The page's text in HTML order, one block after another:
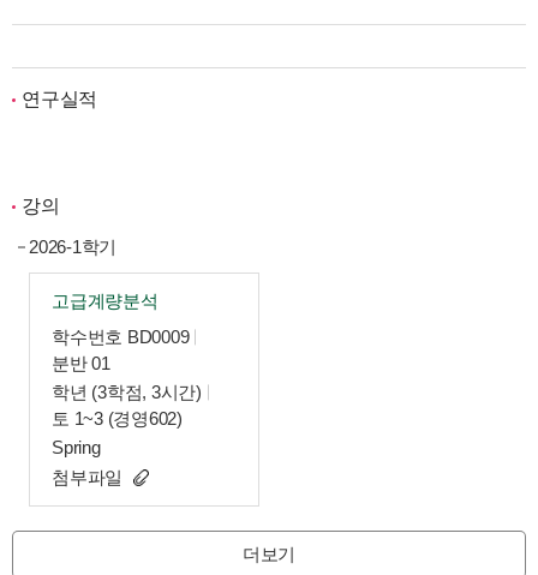
연구실적
강의
2026-1학기
고급계량분석
학수번호 BD0009
분반 01
학년 (3학점, 3시간)
토 1~3 (경영602)
Spring
첨부파일
더보기